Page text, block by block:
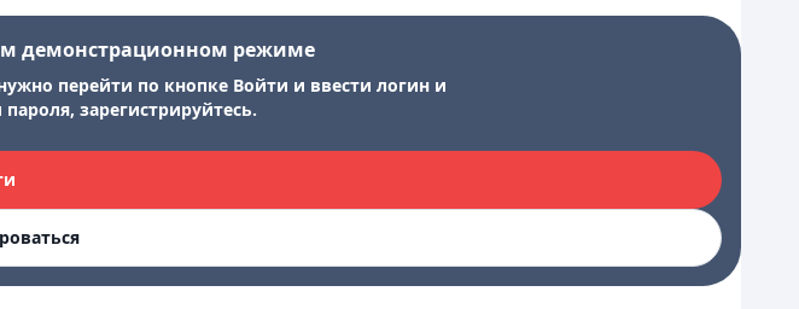
демонстрационном режиме
перейти по кнопке Войти и ввести логин и
зарегистрируйтесь.